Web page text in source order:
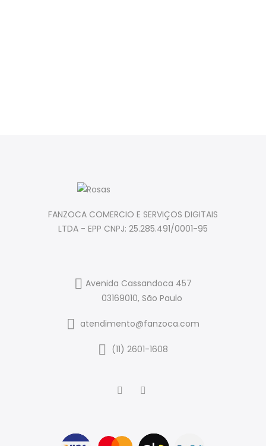
FANZOCA COMERCIO E SERVIÇOS DIGITAIS
LTDA - EPP CNPJ: 25.285.491/0001-95
Avenida Cassandoca 457
03169010, São Paulo
atendimento@fanzoca.com
(11) 2601-1608